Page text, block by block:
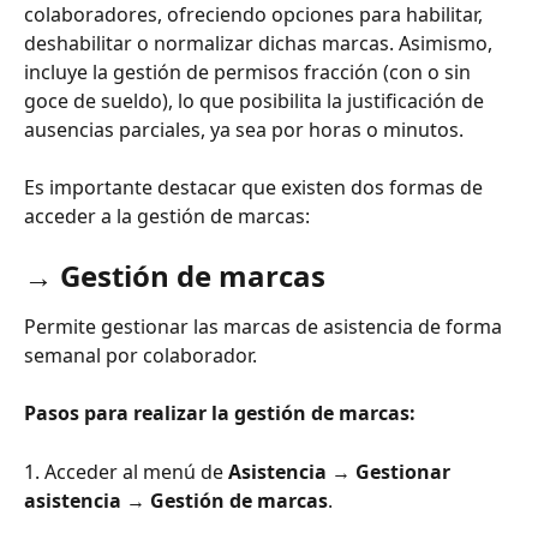
colaboradores, ofreciendo opciones para habilitar,
deshabilitar o normalizar dichas marcas. Asimismo,
incluye la gestión de permisos fracción (con o sin
goce de sueldo), lo que posibilita la justificación de
ausencias parciales, ya sea por horas o minutos.
Es importante destacar que existen dos formas de
acceder a la gestión de marcas:
→ Gestión de marcas
Permite gestionar las marcas de asistencia de forma
semanal por colaborador.
Pasos para realizar la gestión de marcas:
1. Acceder al menú de Asistencia → Gestionar
asistencia → Gestión de marcas.